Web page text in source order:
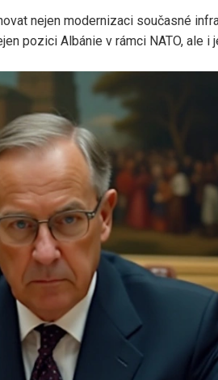
nejen modernizaci současné
pozici Albánie v rámci NATO, ale i